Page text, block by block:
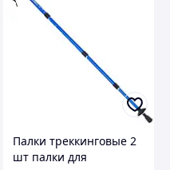
Палки треккинговые 2
шт палки для